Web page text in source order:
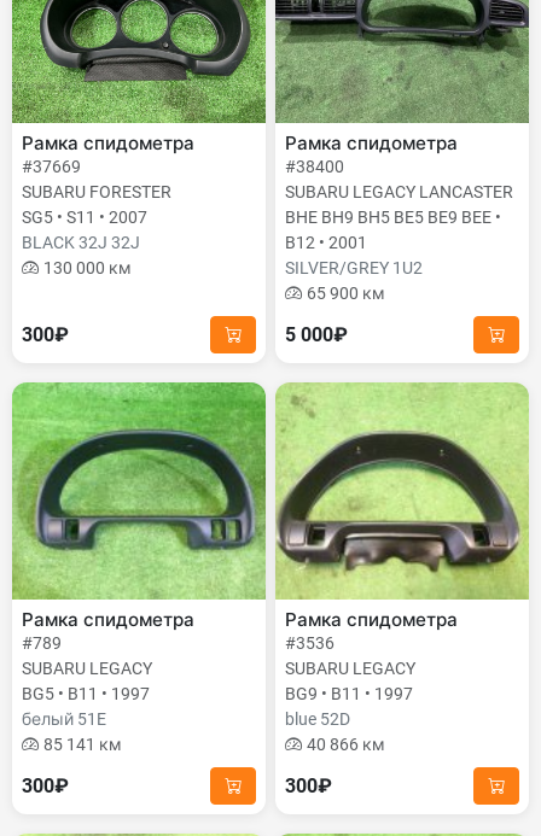
Рамка спидометра
#37669
SUBARU FORESTER
SG5 • S11 • 2007
BLACK 32J 32J
130 000 км
300₽
Рамка спидометра
#38400
SUBARU LEGACY LANCASTER
BHE BH9 BH5 BE5 BE9 BEE •
B12 • 2001
SILVER/GREY 1U2
65 900 км
5 000₽
Рамка спидометра
#789
SUBARU LEGACY
BG5 • B11 • 1997
белый 51E
85 141 км
300₽
Рамка спидометра
#3536
SUBARU LEGACY
BG9 • B11 • 1997
blue 52D
40 866 км
300₽